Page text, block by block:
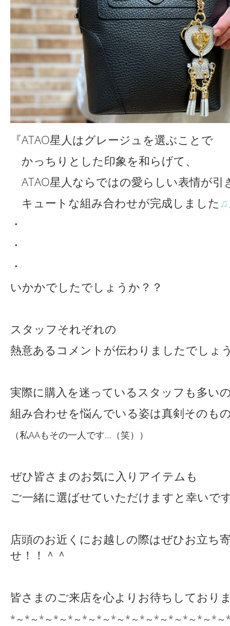
『ATAO星人はグレージュを選ぶことで
かっちりとした印象を和らげて、
ATAO星人ならではの愛らしい表情が引
キュートな組み合わせが完成しました ♫
・
・
・
いかかでしたでしょうか？？
スタッフそれぞれの
熱意あるコメントが伝わりましたでしょ
実際に購入を迷っているスタッフも多い
組み合わせを悩んでいる姿は真剣そのも
（私AAもその一人です…（笑））
ぜひ皆さまのお気に入りアイテムも
ご一緒に選ばせていただけますと幸いで
店頭のお近くにお越しの際はぜひお立ち
せ！！＾＾
皆さまのご来店を心よりお待ちしており
*～*～*～*～*～*～*～*～*～*～*～*～*～*～*～